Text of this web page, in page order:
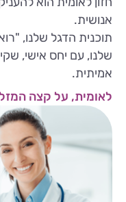
אנושית.
תוכנית הדגל שלנו,
שלנו, עם יחס אישי,
אמיתית.
לאומית, על קצה